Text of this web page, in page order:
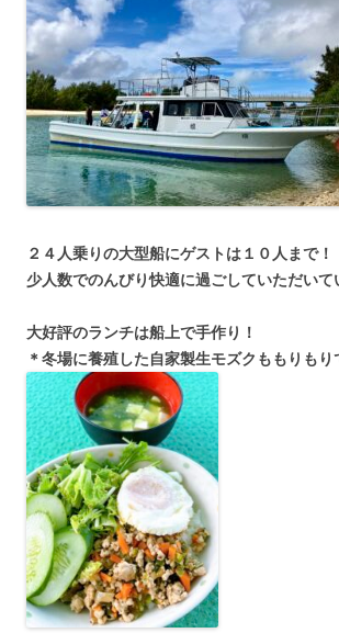
２４人乗りの大型船にゲストは１０人まで！
少人数でのんびり快適に過ごしていただいて
大好評のランチは船上で手作り！
＊冬場に養殖した自家製生モズクももりもり